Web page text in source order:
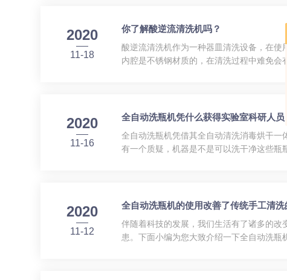
2020
11-18
你了解酸逆流清洗机吗？
酸逆流清洗机作为一种器皿清洗设备，在
内腔是不锈钢材质的，在清洗过程中难免
净度要求。2、酸逆流清洗机可以清洗常规
2020
11-16
全自动洗瓶机凭什么获得实验室科研人
全自动洗瓶机凭借其全自动清洗消毒烘干
有一个质疑，机器是不是可以洗干净这些
2020
11-12
全自动洗瓶机的使用改善了传统手工清洗
伴随着科技的发展，我们生活有了诸多的
患。下面小编为您大致介绍一下全自动洗